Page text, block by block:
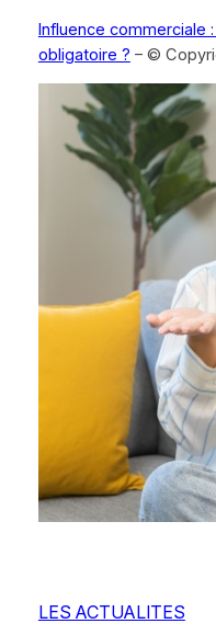
Influence commerciale
obligatoire ? – ©
LES ACTUALITES